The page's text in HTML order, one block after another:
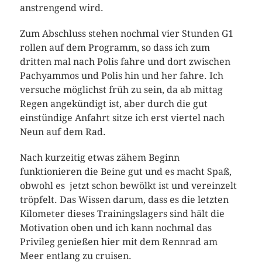
anstrengend wird.
Zum Abschluss stehen nochmal vier Stunden G1
rollen auf dem Programm, so dass ich zum
dritten mal nach Polis fahre und dort zwischen
Pachyammos und Polis hin und her fahre. Ich
versuche möglichst früh zu sein, da ab mittag
Regen angekündigt ist, aber durch die gut
einstündige Anfahrt sitze ich erst viertel nach
Neun auf dem Rad.
Nach kurzeitig etwas zähem Beginn
funktionieren die Beine gut und es macht Spaß,
obwohl es jetzt schon bewölkt ist und vereinzelt
tröpfelt. Das Wissen darum, dass es die letzten
Kilometer dieses Trainingslagers sind hält die
Motivation oben und ich kann nochmal das
Privileg genießen hier mit dem Rennrad am
Meer entlang zu cruisen.